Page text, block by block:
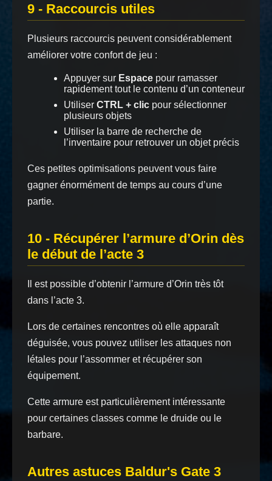
9 - Raccourcis utiles
Plusieurs raccourcis peuvent considérablement
améliorer votre confort de jeu :
Appuyer sur Espace pour ramasser
rapidement tout le contenu d’un conteneur
Utiliser CTRL + clic pour sélectionner
plusieurs objets
Utiliser la barre de recherche de
l’inventaire pour retrouver un objet précis
Ces petites optimisations peuvent vous faire
gagner énormément de temps au cours d’une
partie.
10 - Récupérer l’armure d’Orin dès
le début de l’acte 3
Il est possible d’obtenir l’armure d’Orin très tôt
dans l’acte 3.
Lors de certaines rencontres où elle apparaît
déguisée, vous pouvez utiliser les attaques non
létales pour l’assommer et récupérer son
équipement.
Cette armure est particulièrement intéressante
pour certaines classes comme le druide ou le
barbare.
Autres astuces Baldur's Gate 3